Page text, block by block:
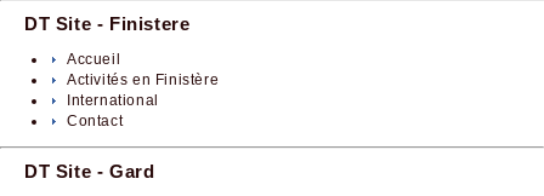
DT Site - Finistere
Accueil
Activités en Finistère
International
Contact
DT Site - Gard